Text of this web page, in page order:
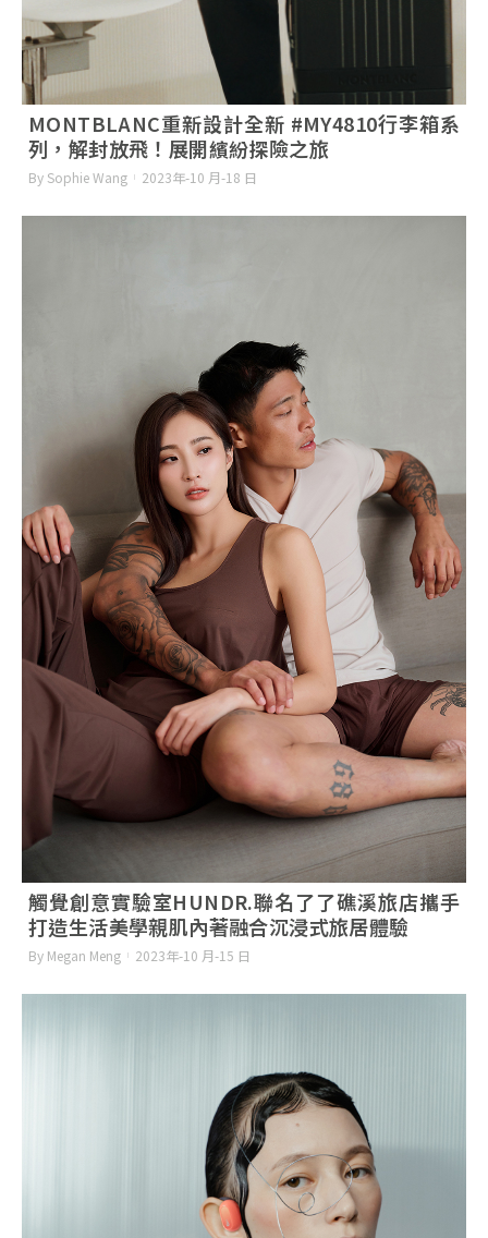
MONTBLANC重新設計全新 #MY4810行李箱系
列，解封放飛！展開繽紛探險之旅
By Sophie Wang 2023年-10 月-18 日
觸覺創意實驗室HUNDR.聯名了了礁溪旅店攜手
打造生活美學親肌內著融合沉浸式旅居體驗
By Megan Meng 2023年-10 月-15 日